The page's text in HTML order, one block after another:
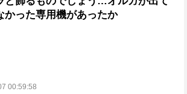
かった専用機があったか
00:59:58